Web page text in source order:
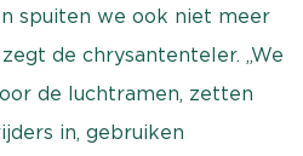
spuiten we ook niet meer
de chrysantenteler. „We
de luchtramen, zetten
in, gebruiken